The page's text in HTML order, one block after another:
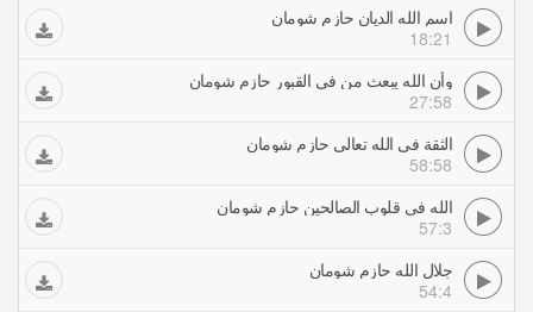
اسم الله الديان حازم شومان
18:21
وأن الله يبعث من فى القبور حازم شومان
27:58
الثقة فى الله تعالى حازم شومان
58:58
الله فى قلوب الصالحين حازم شومان
57:3
جلال الله حازم شومان
54:4